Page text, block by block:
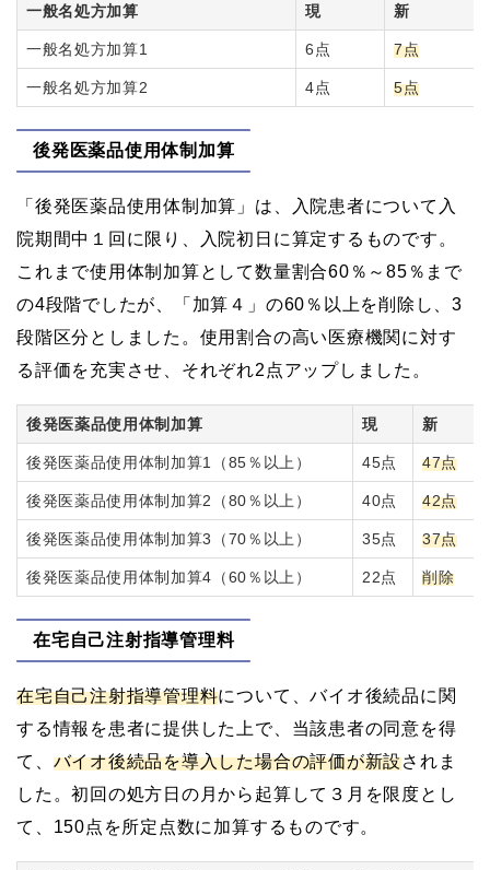
一般名処方加算 現 新
一般名処方加算1 6点 7点
一般名処方加算2 4点 5点
後発医薬品使用体制加算
「後発医薬品使用体制加算」は、入院患者について入
院期間中１回に限り、入院初日に算定するものです。
これまで使用体制加算として数量割合60％～85％まで
の4段階でしたが、「加算４」の60％以上を削除し、3
段階区分としました。使用割合の高い医療機関に対す
る評価を充実させ、それぞれ2点アップしました。
後発医薬品使用体制加算 現 新
後発医薬品使用体制加算1（85％以上） 45点 47点
後発医薬品使用体制加算2（80％以上） 40点 42点
後発医薬品使用体制加算3（70％以上） 35点 37点
後発医薬品使用体制加算4（60％以上） 22点 削除
在宅自己注射指導管理料
在宅自己注射指導管理料について、バイオ後続品に関
する情報を患者に提供した上で、当該患者の同意を得
て、 バイオ後続品を導入した場合の評価が新設されま
した。初回の処方日の月から起算して３月を限度とし
て、150点を所定点数に加算するものです。